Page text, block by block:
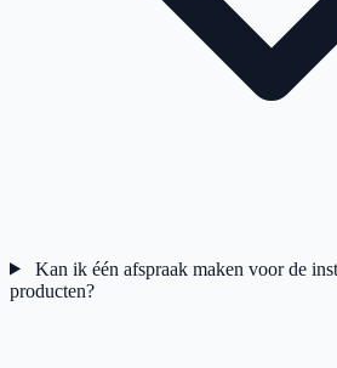
Kan ik één afspraak maken voor de
producten?